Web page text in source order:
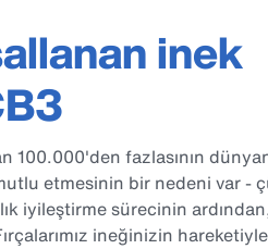
inek
100.000'den fazlasının
etmesinin bir nedeni var -
iyileştirme sürecinin
ineğinizin